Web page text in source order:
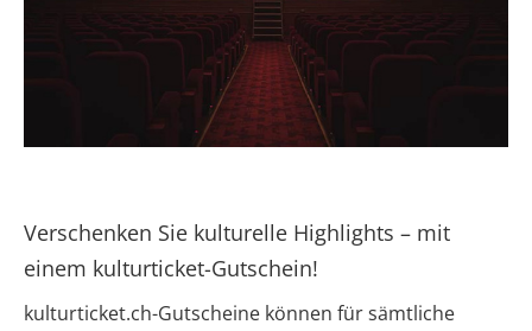
Verschenken Sie kulturelle Highlights – mit
einem kulturticket-Gutschein!
kulturticket.ch-Gutscheine können für sämtliche